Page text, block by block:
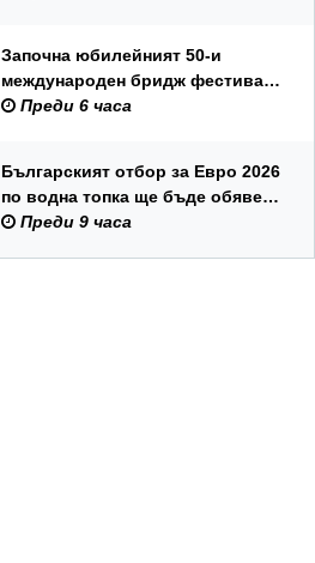
Започна юбилейният 50-и
международен бридж фестивал
„Варна“
Преди 6 часа
Българският отбор за Евро 2026
по водна топка ще бъде обявен
на 7 август
Преди 9 часа